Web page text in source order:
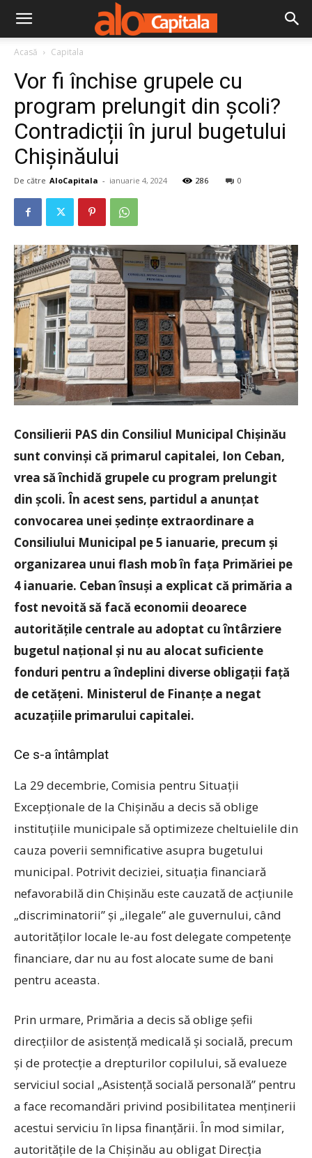
Acasă Capitala
Vor fi închise grupele cu
program prelungit din școli?
Contradicții în jurul bugetului
Chișinăului
De către AloCapitala - ianuarie 4, 2024 286 0
Consilierii PAS din Consiliul Municipal Chișinău
sunt convinși că primarul capitalei, Ion Ceban,
vrea să închidă grupele cu program prelungit
din școli. În acest sens, partidul a anunțat
convocarea unei ședințe extraordinare a
Consiliului Municipal pe 5 ianuarie, precum și
organizarea unui flash mob în fața Primăriei pe
4 ianuarie. Ceban însuși a explicat că primăria a
fost nevoită să facă economii deoarece
autoritățile centrale au adoptat cu întârziere
bugetul național și nu au alocat suficiente
fonduri pentru a îndeplini diverse obligații față
de cetățeni. Ministerul de Finanțe a negat
acuzațiile primarului capitalei.
Ce s-a întâmplat
La 29 decembrie, Comisia pentru Situații
Excepționale de la Chișinău a decis să oblige
instituțiile municipale să optimizeze cheltuielile din
cauza poverii semnificative asupra bugetului
municipal. Potrivit deciziei, situația financiară
nefavorabilă din Chișinău este cauzată de acțiunile
„discriminatorii” și „ilegale” ale guvernului, când
autorităților locale le-au fost delegate competențe
financiare, dar nu au fost alocate sume de bani
pentru aceasta.
Prin urmare, Primăria a decis să oblige șefii
direcțiilor de asistență medicală și socială, precum
și de protecție a drepturilor copilului, să evalueze
serviciul social „Asistență socială personală” pentru
a face recomandări privind posibilitatea menținerii
acestui serviciu în lipsa finanțării. În mod similar,
autoritățile de la Chișinău au obligat Direcția